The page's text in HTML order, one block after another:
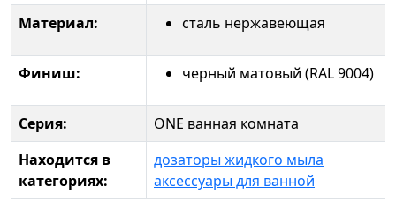
Материал: сталь нержавеющая
Финиш: черный матовый (RAL 9004)
Серия:
ONE ванная комната
Находится в
категориях:
дозаторы жидкого мыла
аксессуары для ванной